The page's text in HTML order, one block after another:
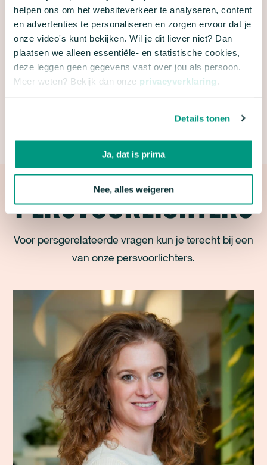
helpen ons om het websiteverkeer te analyseren, content
en advertenties te personaliseren en zorgen ervoor dat je
onze video's kunt bekijken. Wil je dit liever niet? Dan
plaatsen we alleen essentiële- en statistische cookies,
deze leggen geen gegevens vast over jou als persoon.
Meer weten? Bekijk dan onze privacyverklaring
Details tonen
Ja, dat is prima
Nee, alles weigeren
PARTNERS
‘24 uur voor de Stadsnatuur’ wordt georganiseerd
door Natuur & Milieu met steun van a.s.r, gemeente
Groningen, de Nationale Postcode Loterij,
Cultuurfonds, mede dankzij het Flora Fonds.
PERSVOORLICHTERS
Voor persgerelateerde vragen kun je terecht bij een
van onze persvoorlichters.